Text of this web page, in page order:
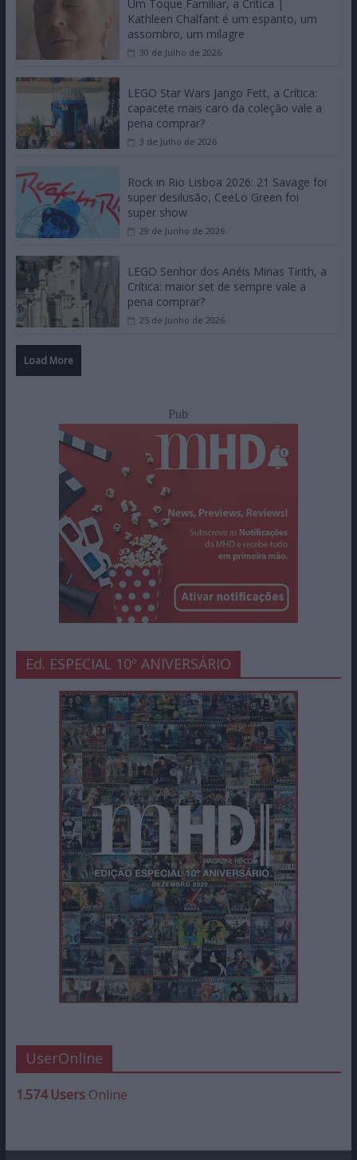
Um Toque Familiar, a Crítica |
Kathleen Chalfant é um espanto, um
assombro, um milagre
30 de Julho de 2026
LEGO Star Wars Jango Fett, a Crítica:
capacete mais caro da coleção vale a
pena comprar?
3 de Julho de 2026
Rock in Rio Lisboa 2026: 21 Savage foi
super desilusão, CeeLo Green foi
super show
29 de Junho de 2026
LEGO Senhor dos Anéis Minas Tirith, a
Crítica: maior set de sempre vale a
pena comprar?
25 de Junho de 2026
Load More
Pub
Ed. ESPECIAL 10º ANIVERSÁRIO
UserOnline
1.574 UsersOnline